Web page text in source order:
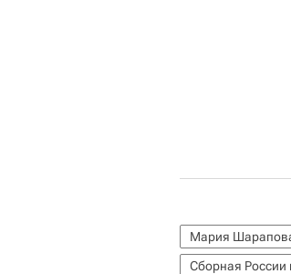
Мария
Сборная России